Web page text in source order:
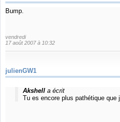
Bump.
vendredi
17 août 2007 à 10:32
julienGW1
Akshella écrit
Tu es encore plus pathétique que